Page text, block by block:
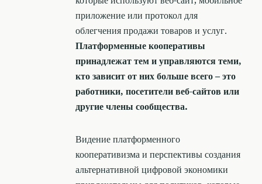
приложение или протокол для
облегчения продажи товаров и услуг.
Платформенные кооперативы
принадлежат тем и управляются теми,
кто зависит от них больше всего – это
работники, посетители веб-сайтов или
другие члены сообщества.
Видение платформенного
кооперативизма и перспективы создания
альтернативной цифровой экономики